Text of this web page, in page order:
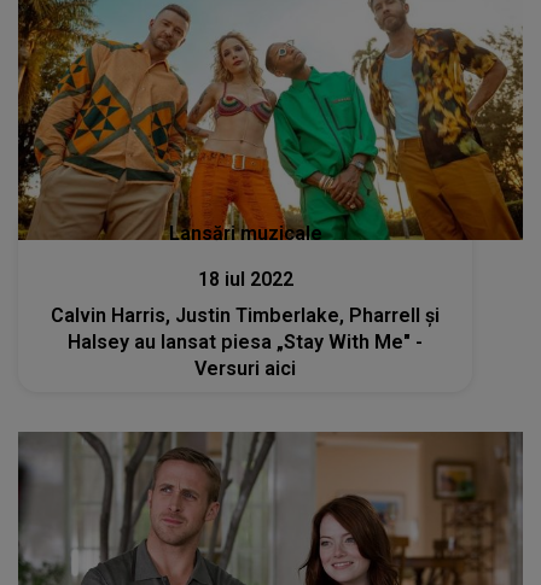
Lansări muzicale
18 iul 2022
Calvin Harris, Justin Timberlake, Pharrell şi
Halsey au lansat piesa „Stay With Me" -
Versuri aici